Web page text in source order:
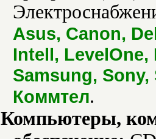
Asus, Canon,
Intell,
Samsung,
Коммтел.
Компьютеры,